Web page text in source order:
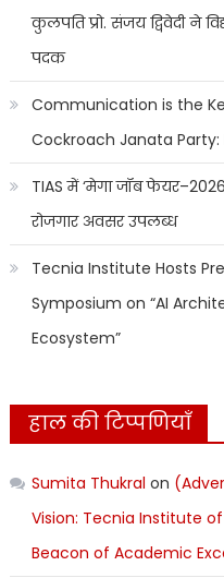
कुलपति प्रो. संजय द्विवेदी ने
पदक
Communication is the
Cockroach Janata Party:
TIAS में ‘मेगा जॉब
रोजगार अवसर उपलब्ध
Tecnia Institute Hosts
Symposium on “AI
Ecosystem”
हाल की टिप्पणियाँ
Sumita Thukral on
Vision: Tecnia Institute
Beacon of Academic